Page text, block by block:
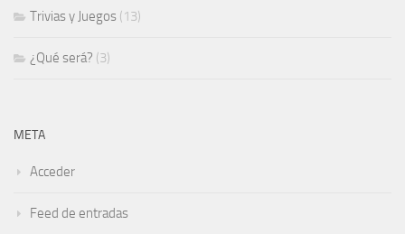
Trivias y Juegos (13)
¿Qué será? (3)
META
Acceder
Feed de entradas